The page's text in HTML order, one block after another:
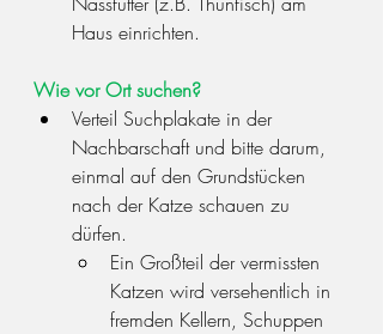
Haus einrichten.
Wie vor Ort suchen?
Verteil Suchplakate in der
Nachbarschaft und bitte darum,
einmal auf den Grundstücken
nach der Katze schauen zu
dürfen.
Ein Großteil der vermissten
Katzen wird versehentlich in
fremden Kellern, Schuppen